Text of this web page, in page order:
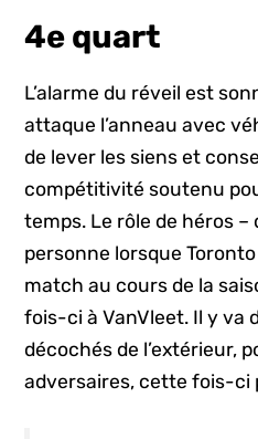
4e quart
L’alarme du réveil est
attaque l’anneau avec
de lever les siens et
compétitivité soutenu
temps. Le rôle de héros –
personne lorsque
match au cours de la
fois-ci à VanVleet. Il y va
décochés de l’extérieur,
adversaires, cette fois-ci